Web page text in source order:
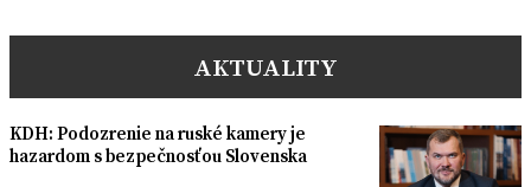
AKTUALITY
KDH: Podozrenie na ruské kamery je
hazardom s bezpečnosťou Slovenska